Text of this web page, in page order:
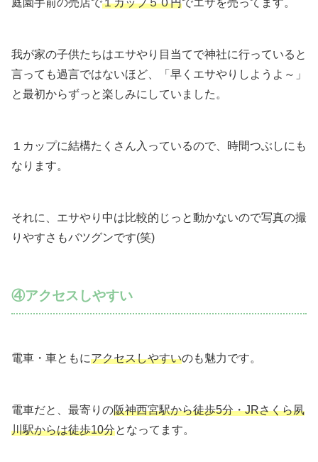
庭園手前の売店で１カップ５０円でエサを売ってます。
我が家の子供たちはエサやり目当てで神社に行っていると
言っても過言ではないほど、「早くエサやりしようよ～」
と最初からずっと楽しみにしていました。
１カップに結構たくさん入っているので、時間つぶしにも
なります。
それに、エサやり中は比較的じっと動かないので写真の撮
りやすさもバツグンです(笑)
④アクセスしやすい
電車・車ともにアクセスしやすいのも魅力です。
電車だと、最寄りの阪神西宮駅から徒歩5分・JRさくら夙
川駅からは徒歩10分となってます。